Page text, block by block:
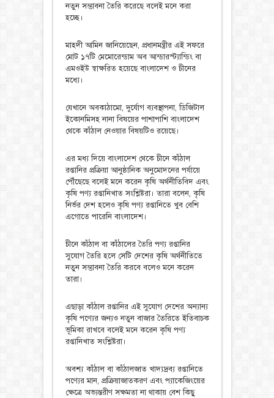
নতুন সম্ভাবনা তৈরি করেছে বলেই মনে করা
হচ্ছে।
মাহদী আমিন জানিয়েছেন, প্রধানমন্ত্রীর এই সফরে
মোট ১৭টি মেমোরেন্ডাম অব আন্ডারস্ট্যান্ডিং বা
এমওইউ স্বাক্ষরিত হয়েছে বাংলাদেশ ও চীনের
মধ্যে।
যেখানে অবকাঠামো, দুর্যোগ ব্যবস্থাপনা, ডিজিটাল
ইকোনমিসহ নানা বিষয়ের পাশাপাশি বাংলাদেশ
থেকে কাঁঠাল নেওয়ার বিষয়টিও রয়েছে।
এর মধ্য দিয়ে বাংলাদেশ থেকে চীনে কাঁঠাল
রপ্তানির প্রক্রিয়া আনুষ্ঠানিক অনুমোদনের পর্যায়ে
পৌঁছেছে বলেই মনে করেন কৃষি অর্থনীতিবিদ এবং
কৃষি পণ্য রপ্তানিখাত সংশ্লিষ্টরা। তারা বলেন, কৃষি
নির্ভর দেশ হলেও কৃষি পণ্য রপ্তানিতে খুব বেশি
এগোতে পারেনি বাংলাদেশ।
চীনে কাঁঠাল বা কাঁঠালের তৈরি পণ্য রপ্তানির
সুযোগ তৈরি হলে সেটি দেশের কৃষি অর্থনীতিতে
নতুন সম্ভাবনা তৈরি করবে বলেও মনে করেন
তারা।
এছাড়া কাঁঠাল রপ্তানির এই সুযোগ দেশের অন্যান্য
কৃষি পণ্যের জন্যও নতুন বাজার তৈরিতে ইতিবাচক
ভূমিকা রাখবে বলেই মনে করেন কৃষি পণ্য
রপ্তানিখাত সংশ্লিষ্টরা।
অবশ্য কাঁঠাল বা কাঁঠালজাত খাদ্যদ্রব্য রপ্তানিতে
পণ্যের মান, প্রক্রিয়াজাতকরণ এবং প্যাকেজিংয়ের
ক্ষেত্রে অভ্যন্তরীণ সক্ষমতা না থাকায় বেশ কিছু